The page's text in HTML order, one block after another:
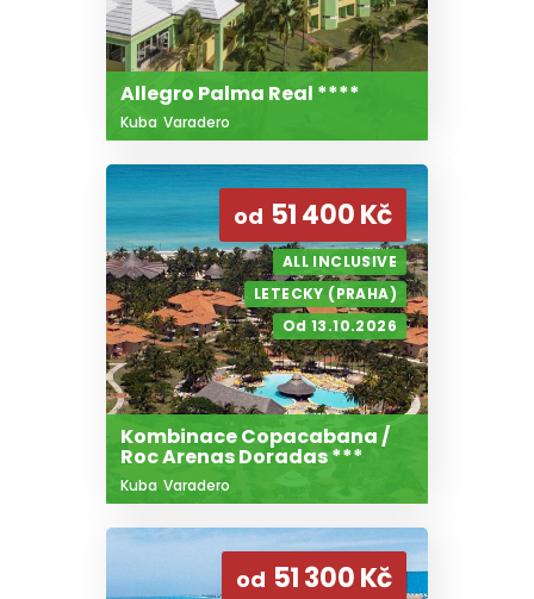
Allegro Palma Real ****
Kuba Varadero
od 51 400 Kč
ALL INCLUSIVE
LETECKY (PRAHA)
Od 13.10.2026
Kombinace Copacabana /
Roc Arenas Doradas ***
Kuba Varadero
od 51 300 Kč